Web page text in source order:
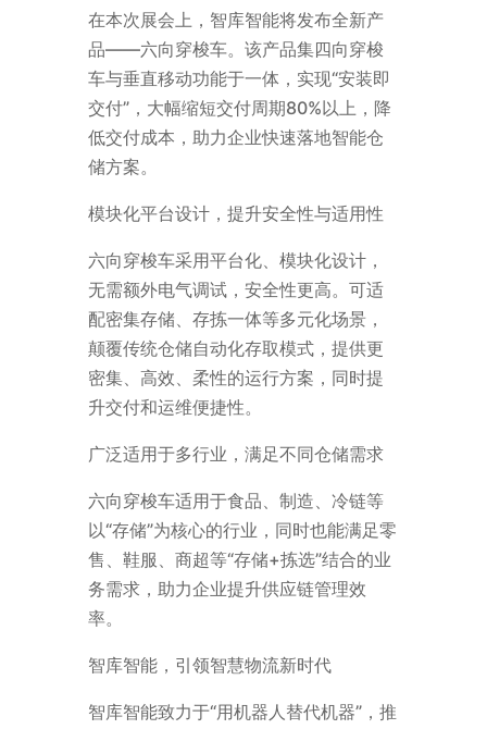
在本次展会上，智库智能将发布全新产
品——六向穿梭车。该产品集四向穿梭
车与垂直移动功能于一体，实现“安装即
交付”，大幅缩短交付周期80%以上，降
低交付成本，助力企业快速落地智能仓
储方案。
模块化平台设计，提升安全性与适用性
六向穿梭车采用平台化、模块化设计，
无需额外电气调试，安全性更高。可适
配密集存储、存拣一体等多元化场景，
颠覆传统仓储自动化存取模式，提供更
密集、高效、柔性的运行方案，同时提
升交付和运维便捷性。
广泛适用于多行业，满足不同仓储需求
六向穿梭车适用于食品、制造、冷链等
以“存储”为核心的行业，同时也能满足零
售、鞋服、商超等“存储+拣选”结合的业
务需求，助力企业提升供应链管理效
率。
智库智能，引领智慧物流新时代
智库智能致力于“用机器人替代机器”，推